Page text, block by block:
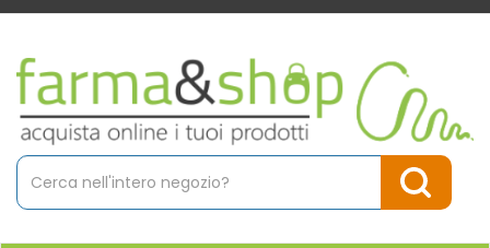
Passa
contenuto
principale
Farmacia
Massaro
Cerca
Prodotto
Cerca